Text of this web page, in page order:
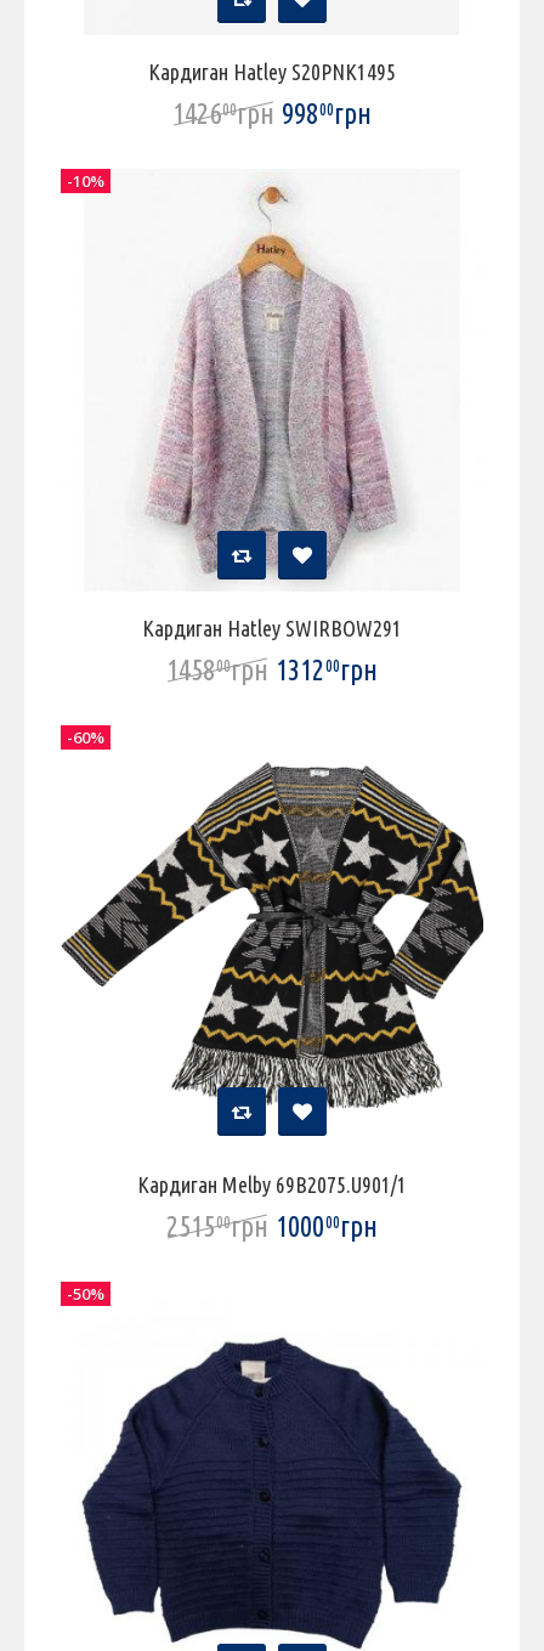
Кардиган Hatley S20PNK1495
142600грн 99800грн
Кардиган Hatley SWIRBOW291
145800грн 131200грн
-10%
Кардиган Melby 69B2075.U901/1
251500грн 100000грн
-60%
-50%